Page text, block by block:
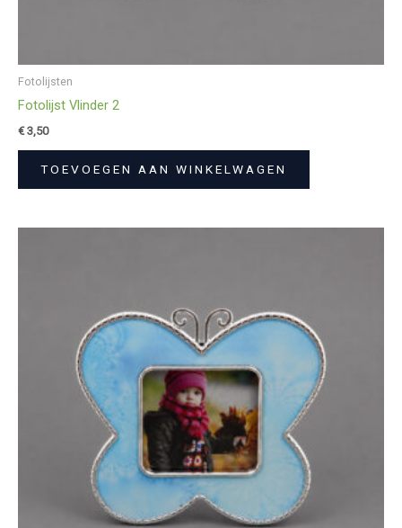
Fotolijsten
Fotolijst Vlinder 2
€3,50
TOEVOEGEN AAN WINKELWAGEN